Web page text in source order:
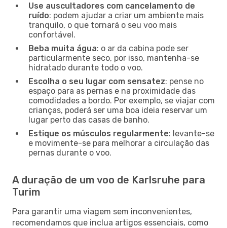
Use auscultadores com cancelamento de
ruído: podem ajudar a criar um ambiente mais
tranquilo, o que tornará o seu voo mais
confortável.
Beba muita água: o ar da cabina pode ser
particularmente seco, por isso, mantenha-se
hidratado durante todo o voo.
Escolha o seu lugar com sensatez: pense no
espaço para as pernas e na proximidade das
comodidades a bordo. Por exemplo, se viajar com
crianças, poderá ser uma boa ideia reservar um
lugar perto das casas de banho.
Estique os músculos regularmente: levante-se
e movimente-se para melhorar a circulação das
pernas durante o voo.
A duração de um voo de Karlsruhe para
Turim
Para garantir uma viagem sem inconvenientes,
recomendamos que inclua artigos essenciais, como